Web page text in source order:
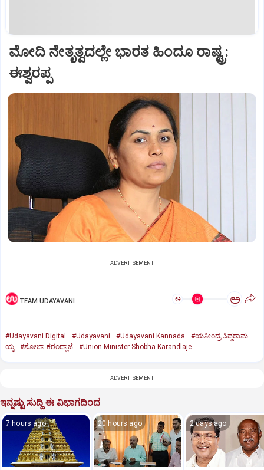
ಮೋದಿ ನೇತೃತ್ವದಲ್ಲೇ ಭಾರತ ಹಿಂದೂ ರಾಷ್ಟ್ರ:
ಈಶ್ವರಪ್ಪ
ADVERTISEMENT
TEAM UDAYAVANI ಅ ಅ
#Udayavani Digital #Udayavani #Udayavani Kannada
#ಯತೀಂದ್ರ ಸಿದ್ದರಾಮ
ಯ್ಯ
#ಶೋಭಾ ಕರಂದ್ಲಾಜೆ #Union Minister Shobha Karandlaje
ADVERTISEMENT
ಇನ್ನಷ್ಟು ಸುದ್ದಿ ಈ ವಿಭಾಗದಿಂದ
7 hours ago 20 hours ago 2 days ago